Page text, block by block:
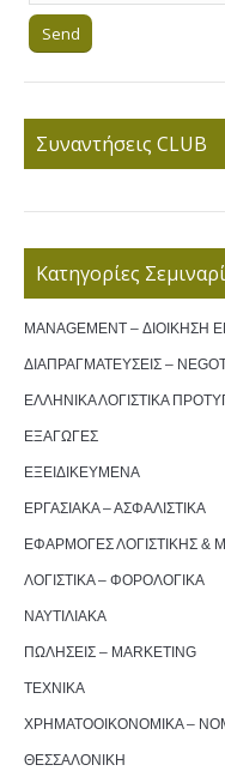
Συναντήσεις CLUB
Κατηγορίες
MANAGEMENT – ΔΙΟΙΚΗΣΗ
ΔΙΑΠΡΑΓΜΑΤΕΥΣΕΙΣ –
ΕΛΛΗΝΙΚΑ ΛΟΓΙΣΤΙΚΑ
ΕΞΑΓΩΓΕΣ
ΕΞΕΙΔΙΚΕΥΜΕΝΑ
ΕΡΓΑΣΙΑΚΑ – ΑΣΦΑΛΙΣΤΙΚΑ
ΕΦΑΡΜΟΓΕΣ ΛΟΓΙΣΤΙΚΗΣ &
ΛΟΓΙΣΤΙΚΑ – ΦΟΡΟΛΟΓΙΚΑ
ΝΑΥΤΙΛΙΑΚΑ
ΠΩΛΗΣΕΙΣ – MARKETING
ΤΕΧΝΙΚΑ
ΧΡΗΜΑΤΟΟΙΚΟΝΟΜΙΚΑ –
ΘΕΣΣΑΛΟΝΙΚΗ